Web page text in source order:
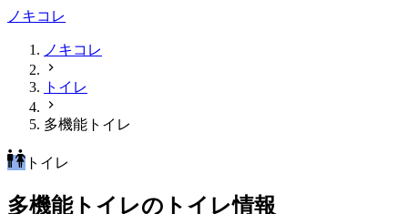
ノキコレ
ノキコレ
トイレ
多機能トイレ
トイレ
多機能トイレのトイレ情報